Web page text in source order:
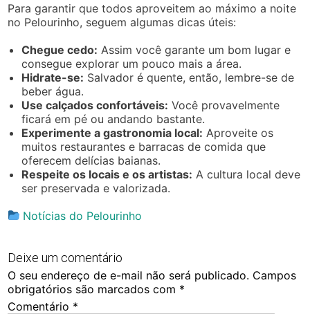
Para garantir que todos aproveitem ao máximo a noite
no Pelourinho, seguem algumas dicas úteis:
Chegue cedo: Assim você garante um bom lugar e
consegue explorar um pouco mais a área.
Hidrate-se: Salvador é quente, então, lembre-se de
beber água.
Use calçados confortáveis: Você provavelmente
ficará em pé ou andando bastante.
Experimente a gastronomia local: Aproveite os
muitos restaurantes e barracas de comida que
oferecem delícias baianas.
Respeite os locais e os artistas: A cultura local deve
ser preservada e valorizada.
Notícias do Pelourinho
Deixe um comentário
O seu endereço de e-mail não será publicado. Campos
obrigatórios são marcados com *
Comentário *